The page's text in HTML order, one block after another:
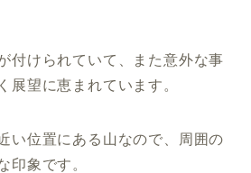
付けられていて、また意外な事
展望に恵まれています。
い位置にある山なので、周囲の
印象です。